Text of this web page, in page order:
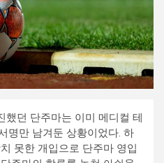
했던 단주마는 이미 메디컬 테
명만 남겨둔 상황이었다. 하
못한 개입으로 단주마 영입